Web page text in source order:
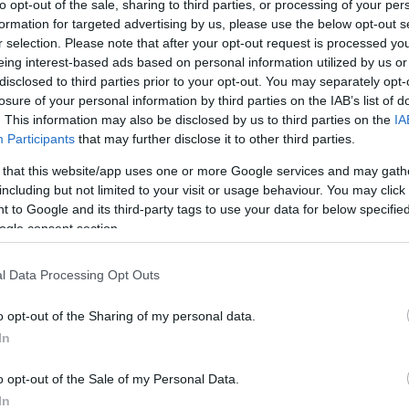
opt-out of the sale, sharing to third parties, or processing of your
for targeted advertising by us, please use the below opt-out
selection. Please note that after your opt-out request is processed
interest-based ads based on personal information utilized by us
to third parties prior to your opt-out. You may separately
of your personal information by third parties on the IAB’s list of
This information may also be disclosed by us to third parties on the
Participants that may further disclose it to other third parties.
that this website/app uses one or more Google services and may
but not limited to your visit or usage behaviour. You may
to Google and its third-party tags to use your data for below
consent section.
Data Processing Opt Outs
opt-out of the Sharing of my personal data.
opt-out of the Sale of my Personal Data.
rövid interjúban arról beszél: ők is
már megkezdték az egyeztetéseket az
azonban "ebben a formájában"
nem történt egyeztetés, kész tények
az egri úszósportra nézve, hiszen
az edzésekre, meg kell
örült volna, ha Mirkóczki Ádám
velük a kapcsolatot, úgy véli, a